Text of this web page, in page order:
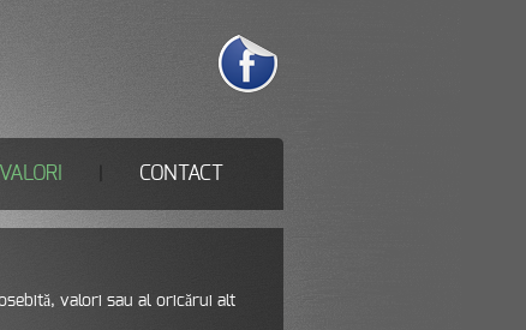
CONTACT
valori sau al oricărui alt